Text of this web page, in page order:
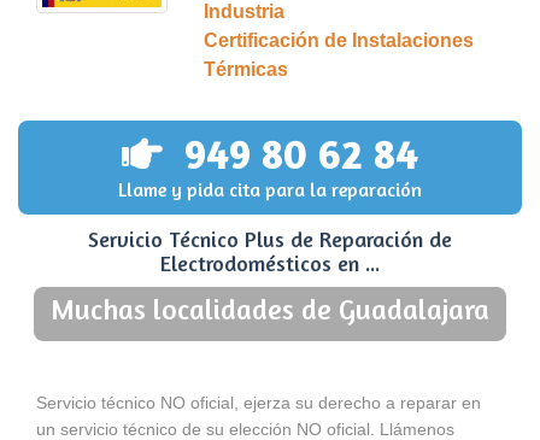
Industria
Certificación de Instalaciones
Térmicas
949 80 62 84
Llame y pida cita para la reparación
Servicio Técnico Plus de Reparación de
Electrodomésticos en ...
Muchas localidades de Guadalajara
Servicio técnico NO oficial, ejerza su derecho a reparar en
un servicio técnico de su elección NO oficial. Llámenos